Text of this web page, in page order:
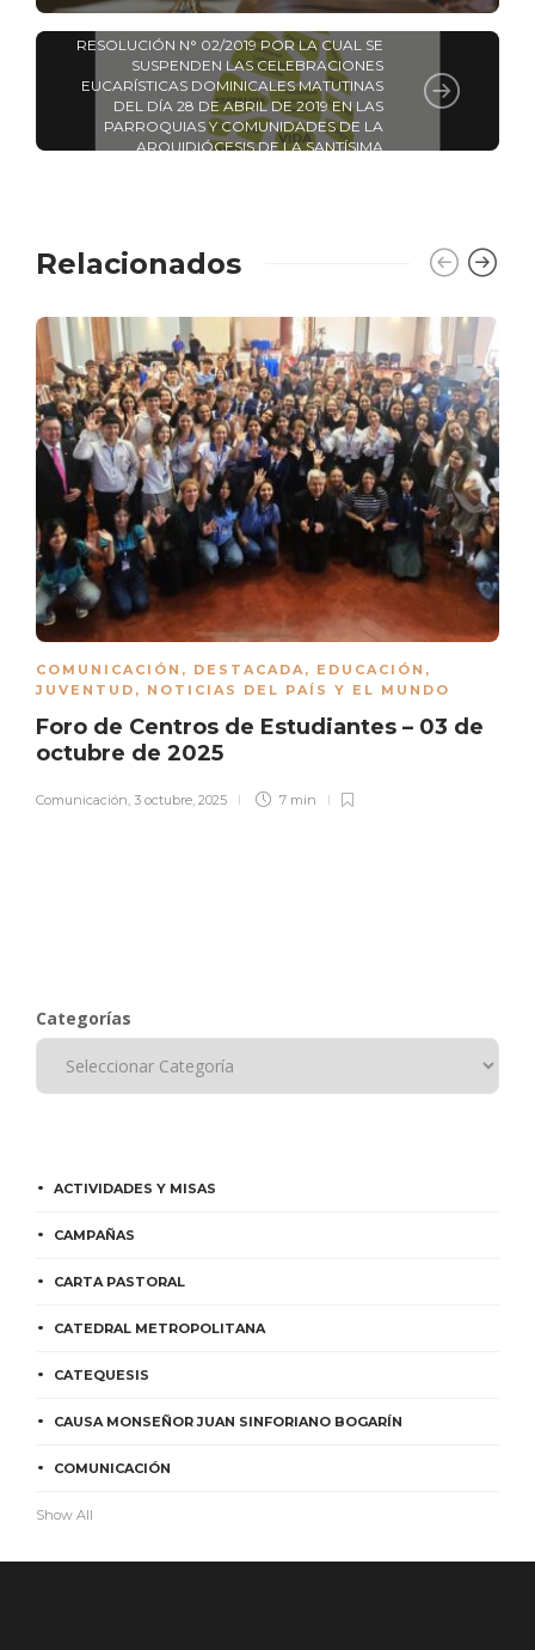
RESOLUCIÓN N° 02/2019 POR LA CUAL SE
SUSPENDEN LAS CELEBRACIONES
EUCARÍSTICAS DOMINICALES MATUTINAS
DEL DÍA 28 DE ABRIL DE 2019 EN LAS
PARROQUIAS Y COMUNIDADES DE LA
ARQUIDIÓCESIS DE LA SANTÍSIMA
Relacionados
COMUNICACIÓN , DESTACADA , EDUCACIÓN ,
JUVENTUD , NOTICIAS DEL PAÍS Y EL MUNDO
Foro de Centros de Estudiantes – 03 de
octubre de 2025
Comunicación 3 octubre, 2025 7 min
Categorías
ACTIVIDADES Y MISAS
CAMPAÑAS
CARTA PASTORAL
CATEDRAL METROPOLITANA
CATEQUESIS
CAUSA MONSEÑOR JUAN SINFORIANO BOGARÍN
COMUNICACIÓN
Show All